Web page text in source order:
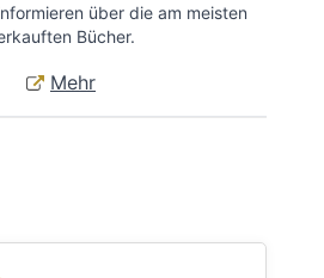
über die am meisten
Bücher.
Mehr